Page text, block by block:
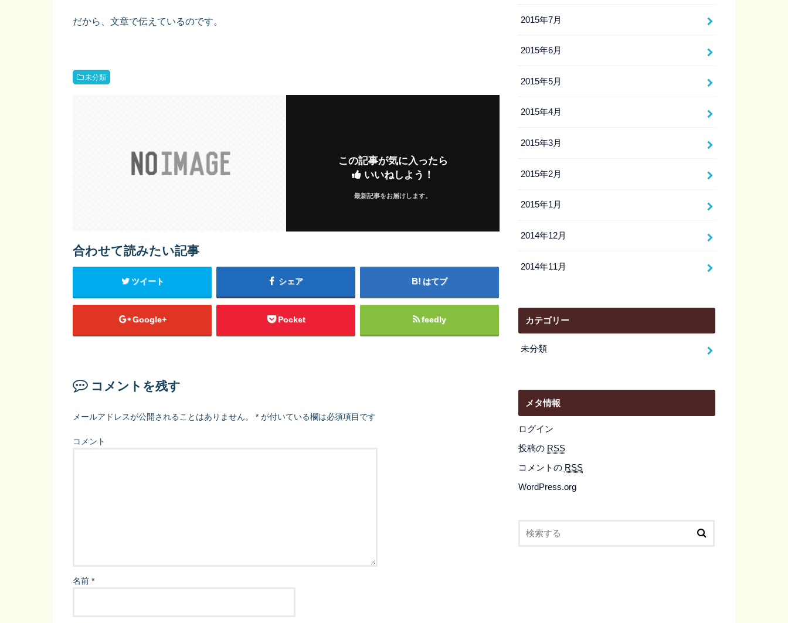
だから、文章で伝えているのです。
未分類
この記事が気に入ったら
いいねしよう！
最新記事をお届けします。
合わせて読みたい記事
ツイート シェア はてブ
Google+ Pocket feedly
コメントを残す
メールアドレスが公開されることはありません。 * が付いている欄は必須項目です
コメント
名前 *
2015年7月
2015年6月
2015年5月
2015年4月
2015年3月
2015年2月
2015年1月
2014年12月
2014年11月
カテゴリー
未分類
メタ情報
ログイン
投稿の RSS
コメントの RSS
WordPress.org